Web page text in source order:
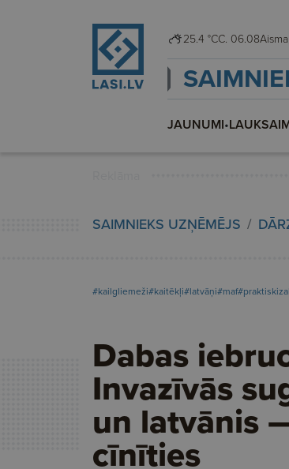
25.4 °CC. 06.08
JAUNUMI•
SAIMNIEKS UZŅĒMĒJS
#kailgliemeži#kaitēkļi#latvāņi#maf
Dabas
Invazīvās
un latvānis
cīnīties